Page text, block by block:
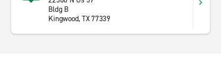
Bldg B
Kingwood, TX 77339